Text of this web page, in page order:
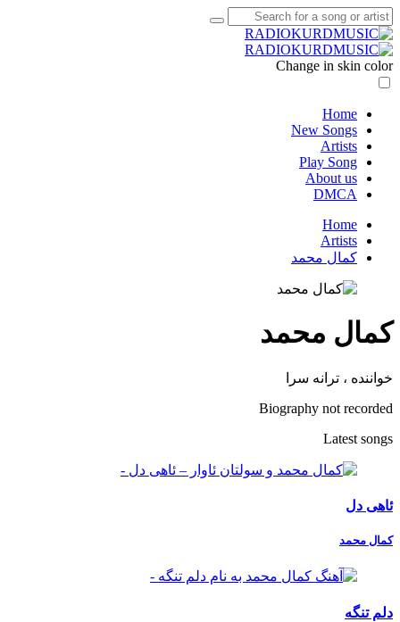
Change in skin color
Home
New Songs
Artists
Play Song
About us
DMCA
Home
Artists
کمال محمد
کمال محمد
خواننده ، ترانه سرا
Biography not recorded
Latest songs
ئاهی دل
کمال محمد
دلم تنگه